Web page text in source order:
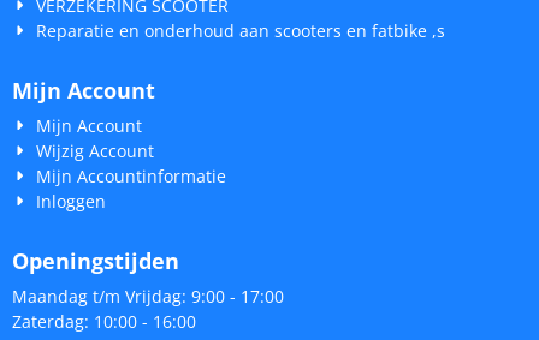
VERZEKERING SCOOTER
Reparatie en onderhoud aan scooters en fatbike ,s
Mijn Account
Mijn Account
Wijzig Account
Mijn Accountinformatie
Inloggen
Openingstijden
Maandag t/m Vrijdag: 9:00 - 17:00
Zaterdag: 10:00 - 16:00